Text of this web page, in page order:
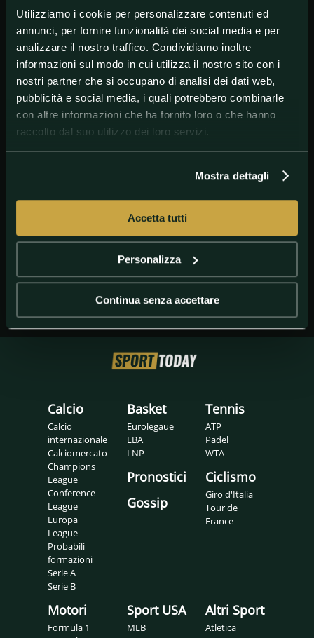
Utilizziamo i cookie per personalizzare contenuti ed
annunci, per fornire funzionalità dei social media e per
analizzare il nostro traffico. Condividiamo inoltre
informazioni sul modo in cui utilizza il nostro sito con i
nostri partner che si occupano di analisi dei dati web,
pubblicità e social media, i quali potrebbero combinarle
con altre informazioni che ha fornito loro o che hanno
raccolto dal suo utilizzo dei loro servizi.
Mostra dettagli
Accetta tutti
Personalizza
Continua senza accettare
#Adeyemi #calcio #Calciomercato #juve
Dortmund
Calcio
Calcio
internazionale
Calciomercato
Champions
League
Conference
League
Europa
League
Probabili
formazioni
Serie A
Serie B
Basket
Eurolegaue
LBA
LNP
Pronostici
Gossip
Tennis
ATP
Padel
WTA
Ciclismo
Giro d'Italia
Tour de
France
Motori
Formula 1
Sport USA
MLB
Altri Sport
Atletica